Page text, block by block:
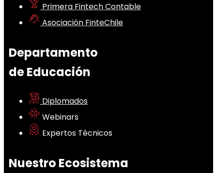
Primera Fintech Contable
Asociación FinteChile
Departamento
de Educación
Diplomados
Webinars
Expertos Técnicos
Nuestro Ecosistema